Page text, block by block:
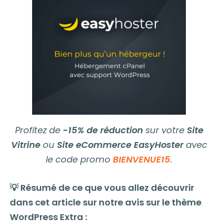
Profitez de -15% de réduction sur votre Site
Vitrineou Site eCommerce EasyHosteravec
le code promo BIENVENUE15.
💡 Résumé de ce que vous allez découvrir
dans cet article sur notre avis sur le thème
WordPress Extra :